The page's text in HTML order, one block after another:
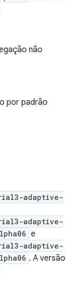
não
por padrão
adaptive-
adaptive-
e
adaptive-
. A versão